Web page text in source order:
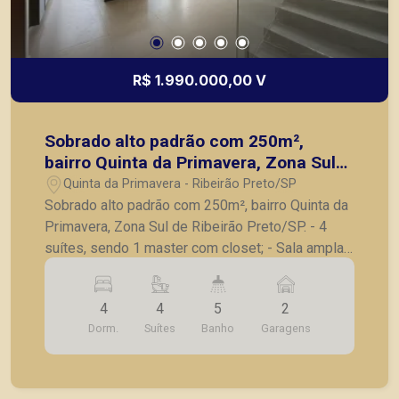
R$ 1.990.000,00 V
Sobrado alto padrão com 250m²,
bairro Quinta da Primavera, Zona Sul
de Ribeirão Preto/SP.
Quinta da Primavera - Ribeirão Preto/SP
Sobrado alto padrão com 250m², bairro Quinta da
Primavera, Zona Sul de Ribeirão Preto/SP. - 4
suítes, sendo 1 master com closet; - Sala ampla
para 2 ambientes; - Cozinha gourmet com
churrasqueira; - Lavanderia completa em
armários; - Piscina; - Banheiro de apoio; -
Paisagismo; - Persianas automatizadas; - 4
vagas de garagem. A Piramid tem como objetivo
4
Dorm.
4
Suítes
5
Banho
2
Garagens